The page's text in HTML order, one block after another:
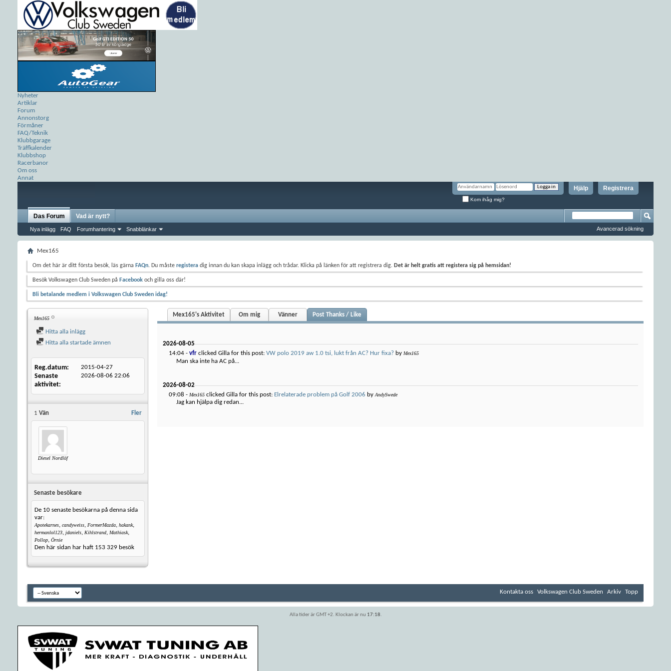
Nyheter
Artiklar
Forum
Annonstorg
Förmåner
FAQ/Teknik
Klubbgarage
Träffkalender
Klubbshop
Racerbanor
Om oss
Annat
Registrera
Hjälp
Kom ihåg mig?
Das Forum
Nya inlägg FAQ Forumhantering Snabblänkar
Vad är nytt?
Avancerad sökning
Mex165
Om det här är ditt första besök, läs gärna FAQn. Du måste registera dig innan du kan skapa inlägg och trådar. Klicka på länken för att registrera dig. Det är helt gratis att registera sig på hemsidan!
Besök Volkswagen Club Sweden på Facebook och gilla oss där!
Bli betalande medlem i Volkswagen Club Sweden idag!
Mex165
Hitta alla inlägg
Hitta alla startade ämnen
Reg.datum 2015-04-27
Senaste
aktivitet
2026-08-06 22:06
Fler
1 Vän
Diesel Nordlöf
Senaste besökare
De 10 senaste besökarna på denna sida
var:
Apotekarnes, candyweiss, FormerMazda, hakank,
hermanlol123, jdaniels, Kihlstrand, Mathiask,
Pollop, Örnie
Den här sidan har haft 153 329 besök
Mex165's Aktivitet Om mig Vänner Post Thanks / Like
2026-08-05
14:04 - vfr clicked Gilla for this post: VW polo 2019 aw 1.0 tsi, lukt från AC? Hur fixa? by Mex165
Man ska inte ha AC på...
2026-08-02
09:08 - Mex165 clicked Gilla for this post: Elrelaterade problem på Golf 2006 byAndySwede
Jag kan hjälpa dig redan...
Kontakta oss Volkswagen Club Sweden Arkiv Topp
Alla tider är GMT +2. Klockan är nu 17:18.